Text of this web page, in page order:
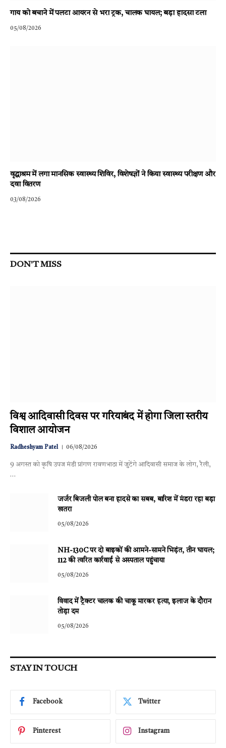
गाय को बचाने में पलटा आयरन से भरा ट्रक, चालक घायल; बड़ा हादसा टला
05/08/2026
वृद्धाश्रम में लगा मानसिक स्वास्थ्य शिविर, विशेषज्ञों ने किया स्वास्थ्य परीक्षण और
दवा वितरण
03/08/2026
DON'T MISS
विश्व आदिवासी दिवस पर गरियाबंद में होगा जिला स्तरीय
विशाल आयोजन
Radheshyam Patel 06/08/2026
9 अगस्त को कृषि उपज मंडी प्रांगण रावणभाठा में जुटेंगे आदिवासी समाज के लोग, रैली,
…
जर्जर बिजली पोल बना हादसे का सबब, बारिश में मंडरा रहा बड़ा
खतरा
05/08/2026
NH-130C पर दो बाइकों की आमने-सामने भिड़ंत, तीन घायल;
112 की त्वरित कार्रवाई से अस्पताल पहुंचाया
05/08/2026
विवाद में ट्रैक्टर चालक की चाकू मारकर हत्या, इलाज के दौरान
तोड़ा दम
05/08/2026
STAY IN TOUCH
Facebook Twitter
Pinterest Instagram